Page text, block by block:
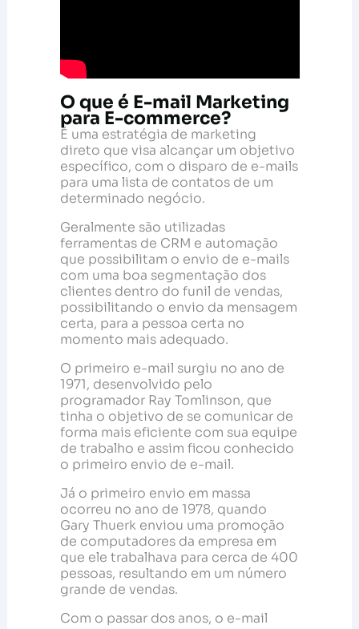
O que é E-mail Marketing
para E-commerce?
É uma estratégia de marketing
direto que visa alcançar um objetivo
específico, com o disparo de e-mails
para uma lista de contatos de um
determinado negócio.
Geralmente são utilizadas
ferramentas de CRM e automação
que possibilitam o envio de e-mails
com uma boa segmentação dos
clientes dentro do funil de vendas,
possibilitando o envio da mensagem
certa, para a pessoa certa no
momento mais adequado.
O primeiro e-mail surgiu no ano de
1971, desenvolvido pelo
programador Ray Tomlinson, que
tinha o objetivo de se comunicar de
forma mais eficiente com sua equipe
de trabalho e assim ficou conhecido
o primeiro envio de e-mail.
Já o primeiro envio em massa
ocorreu no ano de 1978, quando
Gary Thuerk enviou uma promoção
de computadores da empresa em
que ele trabalhava para cerca de 400
pessoas, resultando em um número
grande de vendas.
Com o passar dos anos, o e-mail